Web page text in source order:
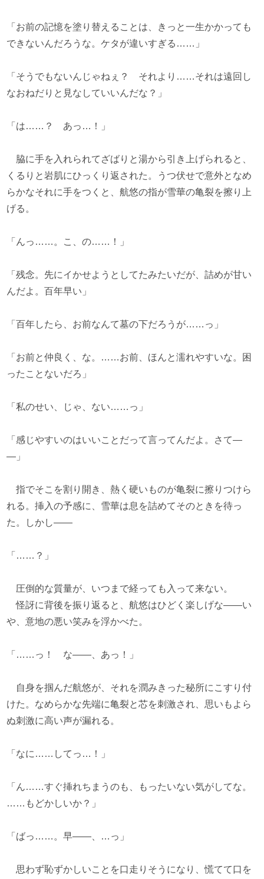
「お前の記憶を塗り替えることは、きっと一生かかっても
できないんだろうな。ケタが違いすぎる……」
「そうでもないんじゃねぇ？ それより……それは遠回し
なおねだりと見なしていいんだな？」
「は……？ あっ…！」
脇に手を入れられてざばりと湯から引き上げられると、
くるりと岩肌にひっくり返された。うつ伏せで意外となめ
らかなそれに手をつくと、航悠の指が雪華の亀裂を擦り上
げる。
「んっ……。こ、の……！」
「残念。先にイかせようとしてたみたいだが、詰めが甘い
んだよ。百年早い」
「百年したら、お前なんて墓の下だろうが……っ」
「お前と仲良く、な。……お前、ほんと濡れやすいな。困
ったことないだろ」
「私のせい、じゃ、ない……っ」
「感じやすいのはいいことだって言ってんだよ。さて―
―」
指でそこを割り開き、熱く硬いものが亀裂に擦りつけら
れる。挿入の予感に、雪華は息を詰めてそのときを待っ
た。しかし――
「……？」
圧倒的な質量が、いつまで経っても入って来ない。
怪訝に背後を振り返ると、航悠はひどく楽しげな――い
や、意地の悪い笑みを浮かべた。
「……っ！ な――、あっ！」
自身を掴んだ航悠が、それを潤みきった秘所にこすり付
けた。なめらかな先端に亀裂と芯を刺激され、思いもよら
ぬ刺激に高い声が漏れる。
「なに……してっ…！」
「ん……すぐ挿れちまうのも、もったいない気がしてな。
……もどかしいか？」
「ばっ……。早――、…っ」
思わず恥ずかしいことを口走りそうになり、慌てて口を